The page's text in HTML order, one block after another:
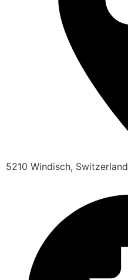
5210 Windisch, Switzerland